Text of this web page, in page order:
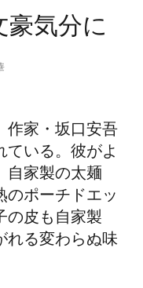
豪気分に
作家・坂口安吾
ている。彼がよ
自家製の太麺
のポーチドエッ
の皮も自家製
れる変わらぬ味